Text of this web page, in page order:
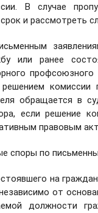
В случае
и рассмотреть
или ранее
профсоюзного
обращается в
если решение
правовым
споры по
на
от
должности